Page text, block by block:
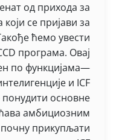
од прихода за
се пријави за
ћемо увести
програма. Овај
по функцијама—
и ICF
основне
амбициозним
прикупљати